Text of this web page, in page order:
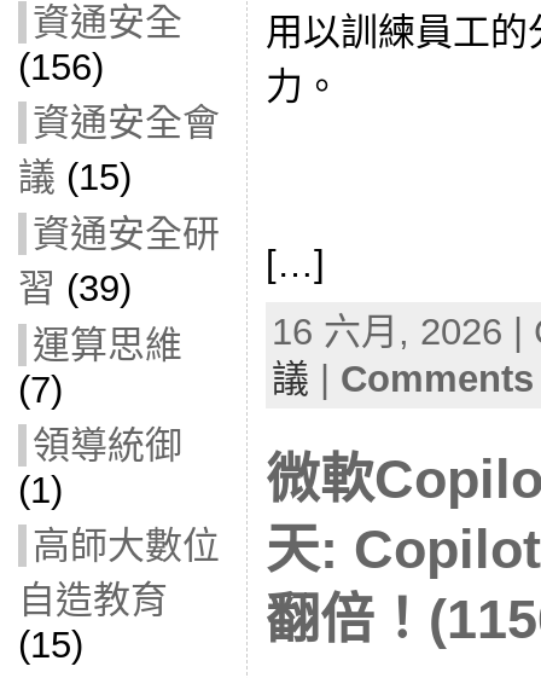
資通安全
(156)
資通安全會
議 (15)
資通安全研
習 (39)
運算思維
(7)
領導統御
(1)
高師大數位
自造教育
(15)
用以訓練員工
力。
[…]
16 六月, 2026
議
微軟
天:
翻倍！